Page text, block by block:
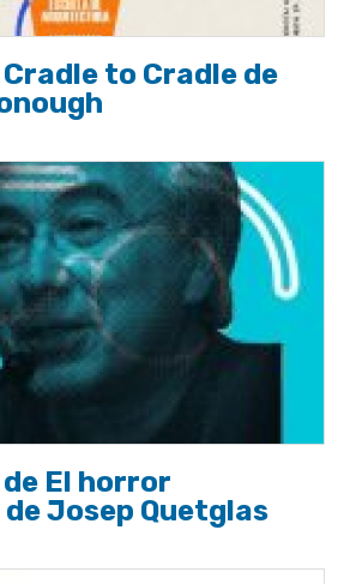
to Cradle de
El horror
Josep Quetglas